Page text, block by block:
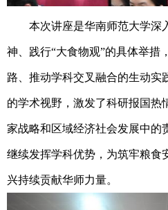
本次讲座是华南师范大学深
神、践行“大食物观”的具体举措
路、推动学科交叉融合的生动实
的学术视野，激发了科研报国热
家战略和区域经济社会发展中的
继续发挥学科优势，为筑牢粮食
兴持续贡献华师力量。